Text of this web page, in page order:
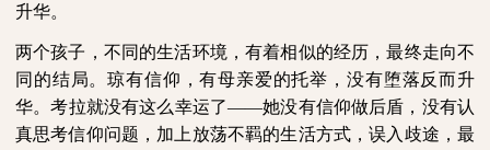
升华。
两个孩子，不同的生活环境，有着相似的经历，最终走向不
同的结局。琼有信仰，有母亲爱的托举，没有堕落反而升
华。考拉就没有这么幸运了——她没有信仰做后盾，没有认
真思考信仰问题，加上放荡不羁的生活方式，误入歧途，最